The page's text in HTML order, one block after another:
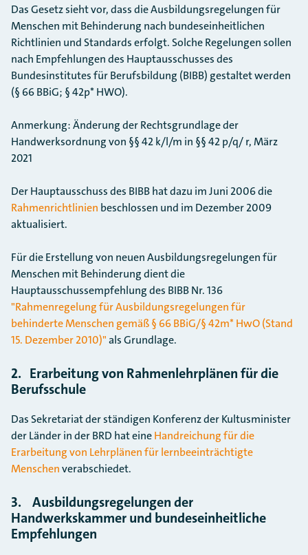
Das Gesetz sieht vor, dass die Ausbildungsregelungen für
Menschen mit Behinderung nach bundeseinheitlichen
Richtlinien und Standards erfolgt. Solche Regelungen sollen
nach Empfehlungen des Hauptausschusses des
Bundesinstitutes für Berufsbildung (BIBB) gestaltet werden
(§ 66 BBiG; § 42p* HWO).
Anmerkung: Änderung der Rechtsgrundlage der
Handwerksordnung von §§ 42 k/l/m in §§ 42 p/q/ r, März
2021
Der Hauptausschuss des BIBB hat dazu im Juni 2006 die
Rahmenrichtlinien beschlossen und im Dezember 2009
aktualisiert.
Für die Erstellung von neuen Ausbildungsregelungen für
Menschen mit Behinderung dient die
Hauptausschussempfehlung des BIBB Nr. 136
"Rahmenregelung für Ausbildungsregelungen für
behinderte Menschen gemäß § 66 BBiG/§ 42m* HwO (Stand
15. Dezember 2010)"als Grundlage.
2. Erarbeitung von Rahmenlehrplänen für die
Berufsschule
Das Sekretariat der ständigen Konferenz der Kultusminister
der Länder in der BRD hat eineHandreichung für die
Erarbeitung von Lehrplänen für lernbeeinträchtigte
Menschenverabschiedet.
3. Ausbildungsregelungen der
Handwerkskammer und bundeseinheitliche
Empfehlungen